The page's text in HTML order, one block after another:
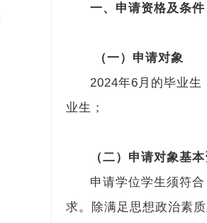
一、申请资格及条件
（一）申请对象
2024年6月的毕业生
业生；
（二）申请对象基
申请学位学生须符
求。除满足思想政治素